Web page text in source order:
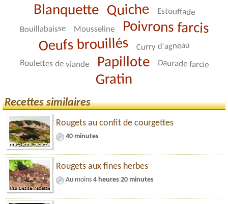
Blanquette Quiche Estouffade
Bouillabaisse Mousseline Poivrons farcis
Oeufs brouillés Curry d'agneau
Boulettes de viande Papillote Daurade farcie
Gratin
Recettes similaires
Rougets au confit de courgettes
40 minutes
Rougets aux fines herbes
Au moins 4 heures 20 minutes